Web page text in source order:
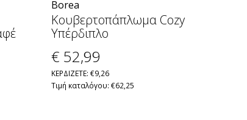
Borea
Κουβερτοπάπλωμα Cozy
Υπέρδιπλο
€ 52,99
ΚΕΡΔΙΖΕΤΕ: €9,26
Τιμή καταλόγου: €62,25